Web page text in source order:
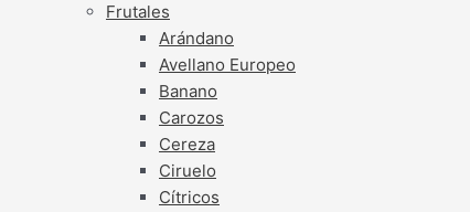
Frutales
Arándano
Avellano Europeo
Banano
Carozos
Cereza
Ciruelo
Cítricos